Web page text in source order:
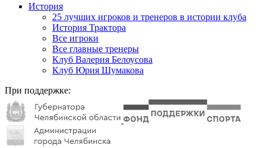
История
25 лучших игроков и тренеров в истории клуба
История Трактора
Все игроки
Все главные тренеры
Клуб Валерия Белоусова
Клуб Юрия Шумакова
При поддержке: